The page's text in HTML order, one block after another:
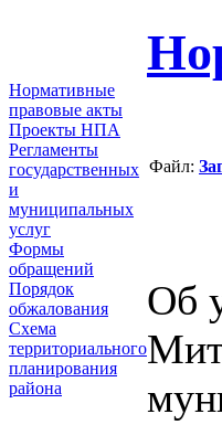
Нормативные
правовые акты
Проекты НПА
Регламенты
государственных
и
муниципальных
услуг
Формы
обращений
Порядок
обжалования
Схема
территориального
планирования
района
Файл:
Об